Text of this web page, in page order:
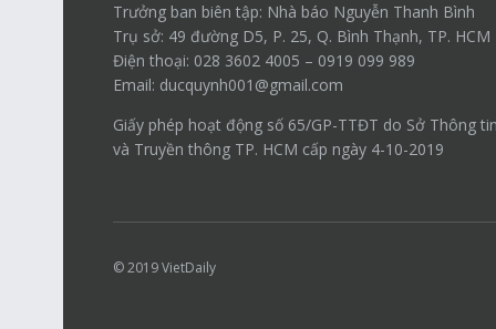
Trưởng ban biên tập: Nhà báo Nguyễn Thanh Bình
Trụ sở: 49 đường D5, P. 25, Q. Bình Thạnh, TP. HCM
Điện thoại: 028 3602 4005 – 0919 099 989
Email: ducquynh001@gmail.com
Giấy phép hoạt động số 65/GP-TTĐT do Sở Thông
và Truyền thông TP. HCM cấp ngày 4-10-2019
© 2019VietDaily